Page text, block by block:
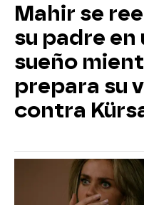
Mahir se
su padre
sueño
prepara su
contra